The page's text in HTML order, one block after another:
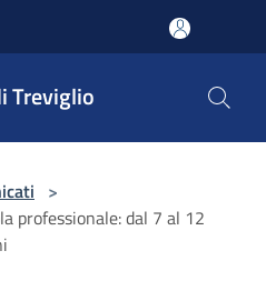
Treviglio
>
professionale: dal 7 al 12